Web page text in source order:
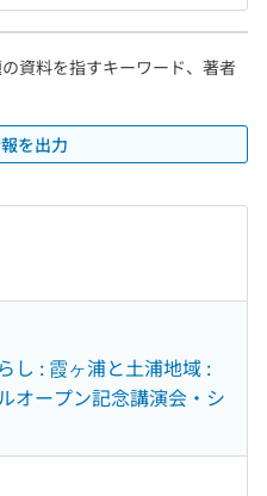
資料を指すキーワード、著者
を出力
し : 霞ヶ浦と土浦地域 :
オープン記念講演会・シ